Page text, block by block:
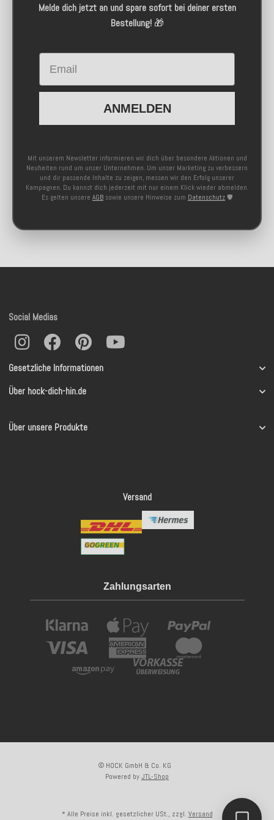
Melde dich jetzt an und spare sofort bei deiner ersten
Bestellung!🎁
Email
ANMELDEN
Mit unserem Newsletter informieren wir dich über besondere Aktionen und
Neuheiten rund um unser Unternehmen. Um unser Marketing zu verbessern
und dir passende Inhalte zu zeigen, messen wir den Erfolg unserer
Kampagnen. Du kannst dich jederzeit mit nur einem Klick wieder abmelden.
Es gelten unsere AGB sowie unsere Hinweise zum Datenschutz 🛡️
Gesetzliche Informationen
Über hock-dich-hin.de
Über unsere Produkte
Social Medias
Versand
Zahlungsarten
© HOCK GmbH & Co. KG
Powered byJTL-Shop
* Alle Preise inkl. gesetzlicher USt., zzgl. Versand
Kundenliebling